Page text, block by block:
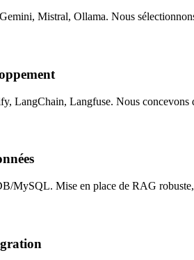
Mistral, Ollama. Nous
LangChain, Langfuse. Nous concevons
MySQL. Mise en place de RAG robuste,